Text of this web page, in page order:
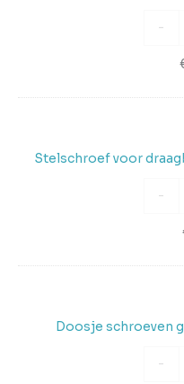
-
Stelschroef voor
-
Doosje schroeven
-